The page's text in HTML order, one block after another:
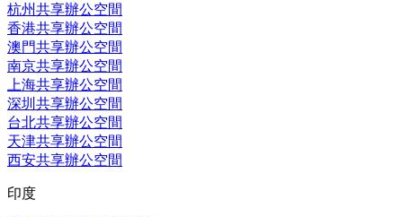
杭州共享辦公空間
香港共享辦公空間
澳門共享辦公空間
南京共享辦公空間
上海共享辦公空間
深圳共享辦公空間
台北共享辦公空間
天津共享辦公空間
西安共享辦公空間
印度